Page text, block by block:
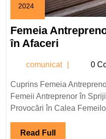
2024
2024
Femeia
în Afaceri
Cheia
în
Afaceri
comunicat 0
Cuprins Femeia
Femeii Antreprenor în
Provocări în Calea
Read Full Read